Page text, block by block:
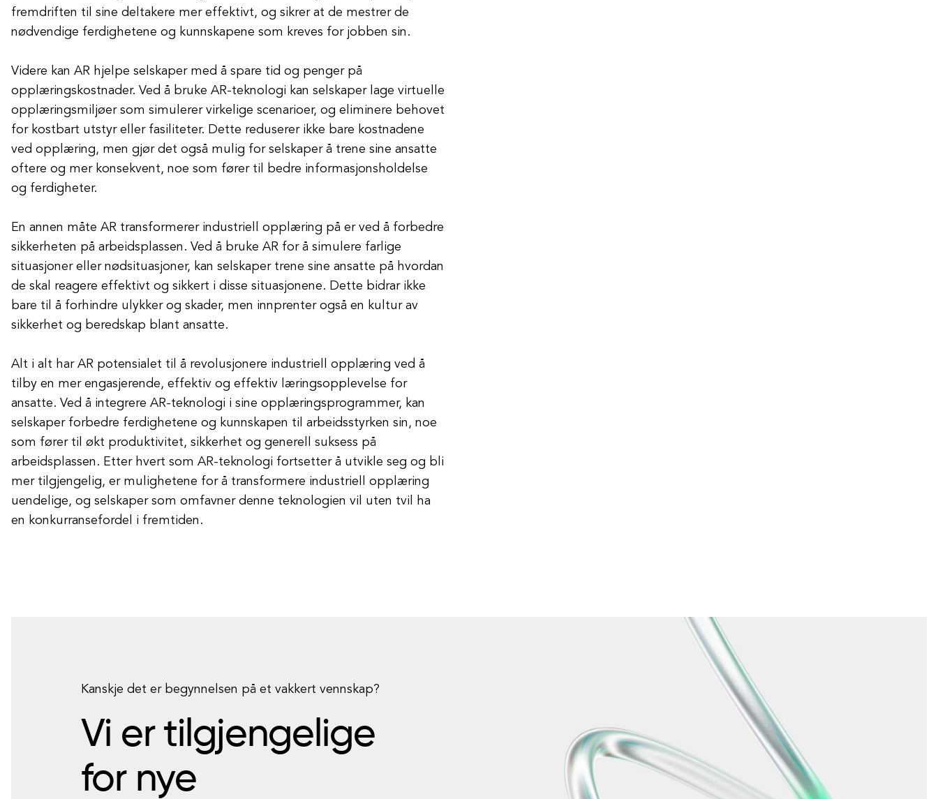
fremdriften til sine deltakere mer effektivt, og sikrer at de mestrer de
nødvendige ferdighetene og kunnskapene som kreves for jobben sin.
Videre kan AR hjelpe selskaper med å spare tid og penger på
opplæringskostnader. Ved å bruke AR-teknologi kan selskaper lage virtuelle
opplæringsmiljøer som simulerer virkelige scenarioer, og eliminere behovet
for kostbart utstyr eller fasiliteter. Dette reduserer ikke bare kostnadene
ved opplæring, men gjør det også mulig for selskaper å trene sine ansatte
oftere og mer konsekvent, noe som fører til bedre informasjonsholdelse
og ferdigheter.
En annen måte AR transformerer industriell opplæring på er ved å forbedre
sikkerheten på arbeidsplassen. Ved å bruke AR for å simulere farlige
situasjoner eller nødsituasjoner, kan selskaper trene sine ansatte på hvordan
de skal reagere effektivt og sikkert i disse situasjonene. Dette bidrar ikke
bare til å forhindre ulykker og skader, men innprenter også en kultur av
sikkerhet og beredskap blant ansatte.
Alt i alt har AR potensialet til å revolusjonere industriell opplæring ved å
tilby en mer engasjerende, effektiv og effektiv læringsopplevelse for
ansatte. Ved å integrere AR-teknologi i sine opplæringsprogrammer, kan
selskaper forbedre ferdighetene og kunnskapen til arbeidsstyrken sin, noe
som fører til økt produktivitet, sikkerhet og generell suksess på
arbeidsplassen. Etter hvert som AR-teknologi fortsetter å utvikle seg og bli
mer tilgjengelig, er mulighetene for å transformere industriell opplæring
uendelige, og selskaper som omfavner denne teknologien vil uten tvil ha
en konkurransefordel i fremtiden.
Kanskje det er begynnelsen på et vakkert vennskap?
Vi er tilgjengelige
for nye